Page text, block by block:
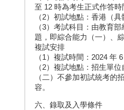
至 12 時為考生正式作答時
（2）初試地點：香港（
（3）考試科目：由教育
題，即綜合能力（一）、
複試安排
（1）複試時間：2024 年
（2）複試地點：招生單
（二）不參加初試統考的
容。
六、錄取及入學條件